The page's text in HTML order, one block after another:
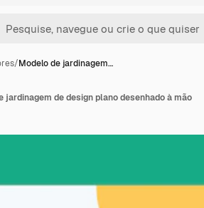
/Modelo de jardinagem…
jardinagem de design plano desenhado à mão